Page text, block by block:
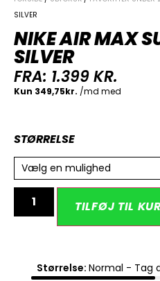
SILVER
NIKE AIR MAX
SILVER
FRA: 1.399KR.
STØRRELSE
Vælg en mulighed
TILFØJ TIL
Størrelse: Normal - Tag